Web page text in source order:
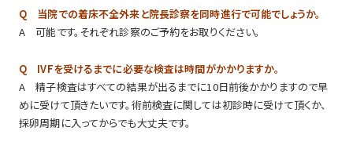
Q 当院での着床不全外来と院長診察を同時進行で可能でしょうか。
A 可能です。それぞれ診察のご予約をお取りください。
Q IVFを受けるまでに必要な検査は時間がかかりますか。
A 精子検査はすべての結果が出るまでに10日前後かかりますので早
めに受けて頂きたいです。術前検査に関しては初診時に受けて頂くか、
採卵周期に入ってからでも大丈夫です。